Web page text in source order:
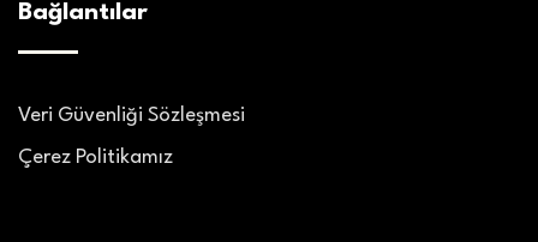
Bağlantılar
Veri Güvenliği Sözleşmesi
Çerez Politikamız